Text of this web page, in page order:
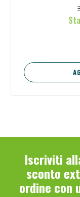
Iscriviti
sconto
ordine con